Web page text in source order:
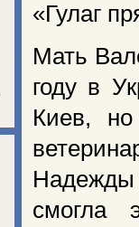
«Гулаг
Мать
году в
Киев, но
смогла